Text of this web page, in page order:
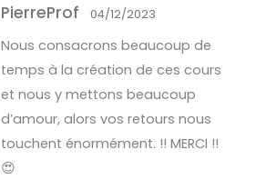
PierreProf 04/12/2023
Nous consacrons beaucoup de
temps à la création de ces cours
et nous y mettons beaucoup
d’amour, alors vos retours nous
touchent énormément. !! MERCI !!
😍